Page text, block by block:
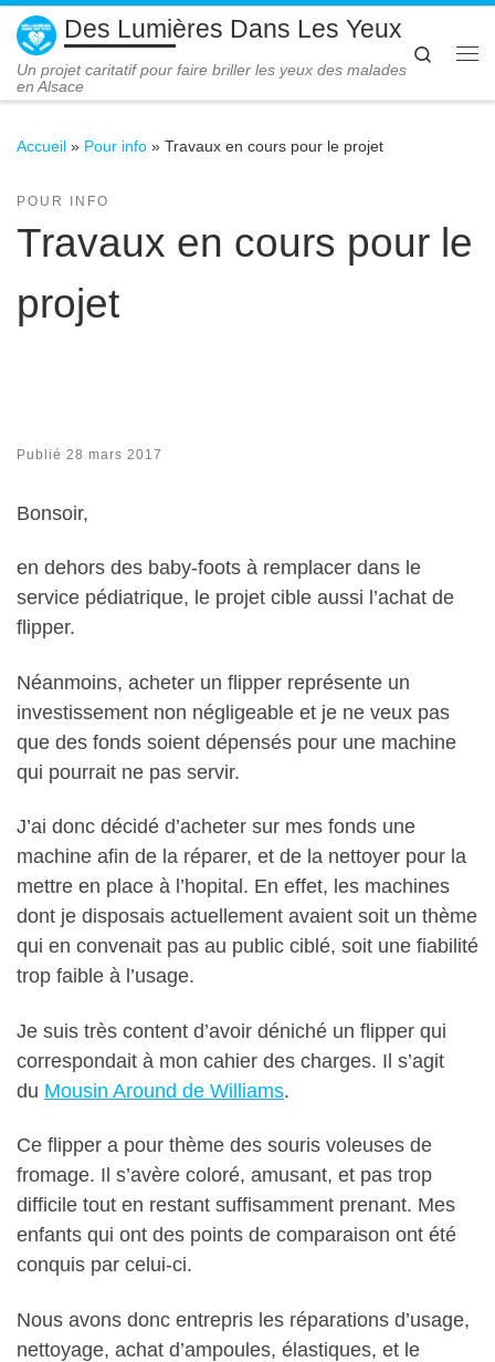
Passer au contenu
Des Lumières Dans Les Yeux
Un projet caritatif pour faire briller les yeux des malades
en Alsace
Search
Accueil » Pour info » Travaux en cours pour le projet
POUR INFO
Travaux en cours pour le
projet
Publié 28 mars 2017
Bonsoir,
en dehors des baby-foots à remplacer dans le
service pédiatrique, le projet cible aussi l’achat de
flipper.
Néanmoins, acheter un flipper représente un
investissement non négligeable et je ne veux pas
que des fonds soient dépensés pour une machine
qui pourrait ne pas servir.
J’ai donc décidé d’acheter sur mes fonds une
machine afin de la réparer, et de la nettoyer pour la
mettre en place à l’hopital. En effet, les machines
dont je disposais actuellement avaient soit un thème
qui en convenait pas au public ciblé, soit une fiabilité
trop faible à l’usage.
Je suis très content d’avoir déniché un flipper qui
correspondait à mon cahier des charges. Il s’agit
du Mousin Around de Williams.
Ce flipper a pour thème des souris voleuses de
fromage. Il s’avère coloré, amusant, et pas trop
difficile tout en restant suffisamment prenant. Mes
enfants qui ont des points de comparaison ont été
conquis par celui-ci.
Nous avons donc entrepris les réparations d’usage,
nettoyage, achat d’ampoules, élastiques, et le